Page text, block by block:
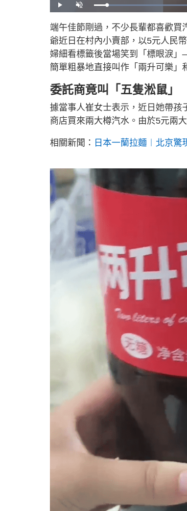
P
l
y
U
n
u
t
e
端午佳節剛過，不少長輩都喜歡
爺近日在村內小賣部，以5元人民
婦細看標籤後當場笑到「標眼淚
簡單粗暴地直接叫作「兩升可樂」
委託商竟叫「五隻淞鼠」
據當事人崔女士表示，近日她帶孩
商店買來兩大樽汽水。由於5元兩
相關新聞： 日本一蘭拉麵︱北京驚